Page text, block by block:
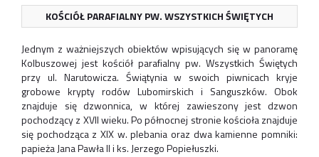
KOŚCIÓŁ PARAFIALNY PW. WSZYSTKICH ŚWIĘTYCH
Jednym z ważniejszych obiektów wpisujących się w panoramę
Kolbuszowej jest kościół parafialny pw. Wszystkich Świętych
przy ul. Narutowicza. Świątynia w swoich piwnicach kryje
grobowe krypty rodów Lubomirskich i Sanguszków. Obok
znajduje się dzwonnica, w której zawieszony jest dzwon
pochodzący z XVII wieku. Po północnej stronie kościoła znajduje
się pochodząca z XIX w. plebania oraz dwa kamienne pomniki:
papieża Jana Pawła II i ks. Jerzego Popiełuszki.